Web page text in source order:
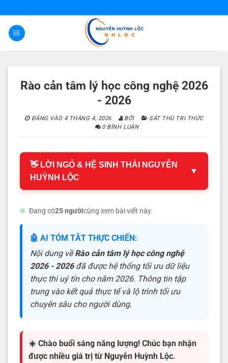
nội
dung
Rào cản tâm lý học công nghệ 2026
- 2026
ĐĂNG VÀO 4 THÁNG 4, 2026 BỞI
SÁT THỦ TRI THỨC
0 BÌNH LUẬN
👋 LỜI NGỎ & HỆ SINH THÁI NGUYỄN
HUỲNH LỘC
▼
Đang có25 ngườicùng xem bài viết này.
🤖 AI TÓM TẮT THỰC CHIẾN:
Nội dung vềRào cản tâm lý học công nghệ
2026 - 2026đã được hệ thống tối ưu dữ liệu
thực thi uý tín cho năm 2026. Thông tin tập
trung vào kết quả thực tế và lộ trình tối ưu
chuyên sâu cho người dùng.
☀️ Chào buổi sáng năng lượng! Chúc bạn nhận
được nhiều giá trị từ Nguyễn Huỳnh Lộc.